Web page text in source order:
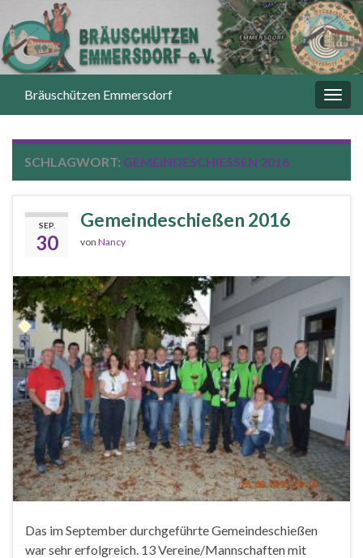
Bräuschützen Emmersdorf
SCHLAGWORT: GEMEINDESCHIESSEN 2016
SEP.
30
Gemeindeschießen 2016
von Nancy
Das im September durchgeführte Gemeindeschießen
war sehr erfolgreich. 13 Vereine/Mannschaften mit